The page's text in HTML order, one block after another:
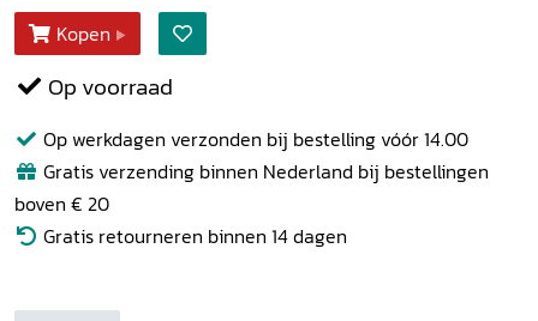
Kopen
Op voorraad
Op werkdagen verzonden bij bestelling vóór 14.00
Gratis verzending binnen Nederland bij bestellingen
boven € 20
Gratis retourneren binnen 14 dagen